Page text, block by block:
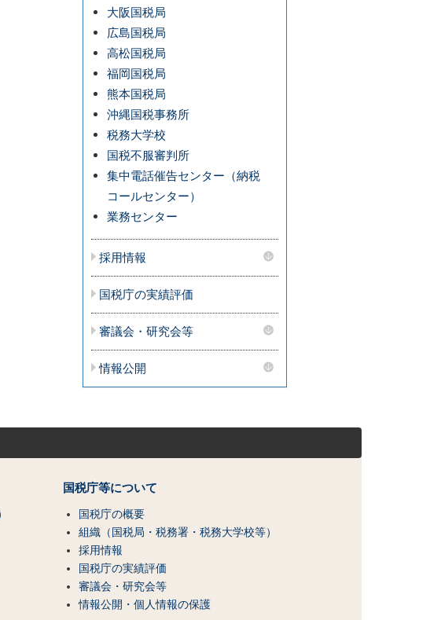
大阪国税局
広島国税局
高松国税局
福岡国税局
熊本国税局
沖縄国税事務所
税務大学校
国税不服審判所
集中電話催告センター（納税
コールセンター）
業務センター
採用情報
国税庁の実績評価
審議会・研究会等
情報公開
国税庁等について
国税庁の概要
組織（国税局・税務署・税務大学校等）
採用情報
国税庁の実績評価
審議会・研究会等
情報公開・個人情報の保護